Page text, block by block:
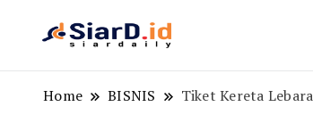
Home BISNIS Tiket Kereta